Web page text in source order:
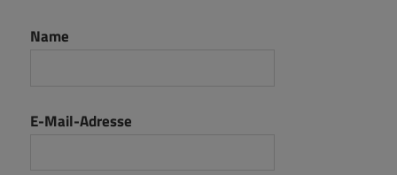
Name
E-Mail-Adresse